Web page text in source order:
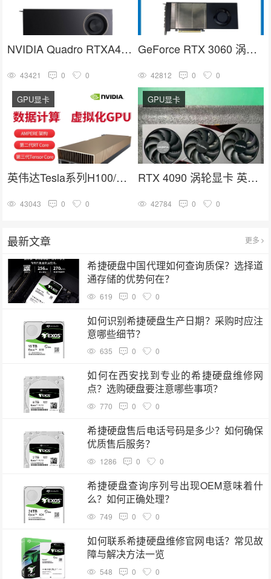
NVIDIA Quadro RTXA4000 16G GDDR6人工智能GPU专业图形显卡
43421 0 0
GeForce RTX 3060 涡轮显卡 英伟达30系列 NVIDIA GPU卡
42812 0 0
英伟达Tesla系列H100/A100/V100/A40计算加速高端GPU推理训练显卡
GPU显卡
43043 0 0
RTX 4090 涡轮显卡 英伟达4090系列 深度学习 GPU加速卡
GPU显卡
42784 0 0
最新文章 更多
希捷硬盘中国代理如何查询质保？选择道
通存储的优势何在？
619 0 0
如何识别希捷硬盘生产日期？采购时应注
意哪些细节？
635 0 0
如何在西安找到专业的希捷硬盘维修网
点？选购硬盘要注意哪些事项？
770 0 0
希捷硬盘售后电话号码是多少？如何确保
优质售后服务？
1286 0 0
希捷硬盘查询序列号出现OEM意味着什
么？如何正确处理？
749 0 0
如何联系希捷硬盘维修官网电话？常见故
障与解决方法一览
548 0 0